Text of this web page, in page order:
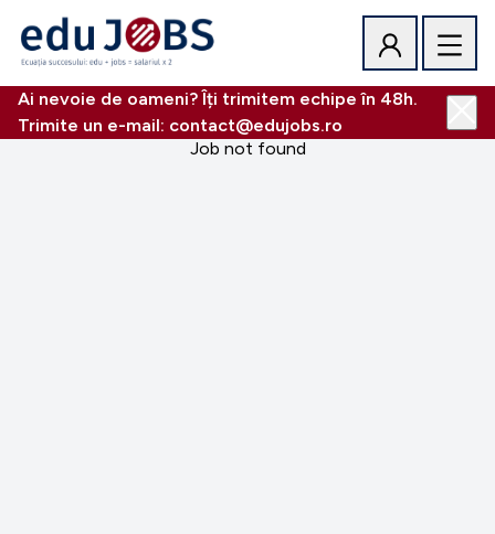
Ai nevoie de oameni? Îți trimitem echipe în 48h.
Trimite un e-mail: contact@edujobs.ro
Job not found